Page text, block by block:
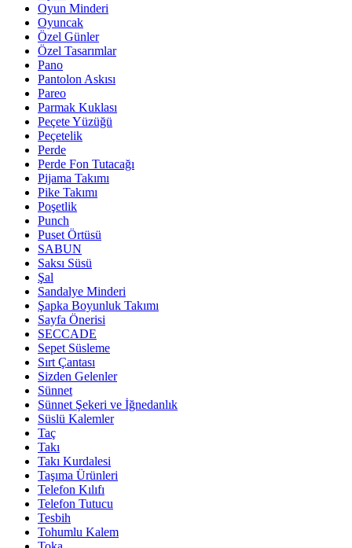
Oyun Minderi
Oyuncak
Özel Günler
Özel Tasarımlar
Pano
Pantolon Askısı
Pareo
Parmak Kuklası
Peçete Yüzüğü
Peçetelik
Perde
Perde Fon Tutacağı
Pijama Takımı
Pike Takımı
Poşetlik
Punch
Puset Örtüsü
SABUN
Saksı Süsü
Şal
Sandalye Minderi
Şapka Boyunluk Takımı
Sayfa Önerisi
SECCADE
Sepet Süsleme
Sırt Çantası
Sizden Gelenler
Sünnet
Sünnet Şekeri ve İğnedanlık
Süslü Kalemler
Taç
Takı
Takı Kurdalesi
Taşıma Ürünleri
Telefon Kılıfı
Telefon Tutucu
Tesbih
Tohumlu Kalem